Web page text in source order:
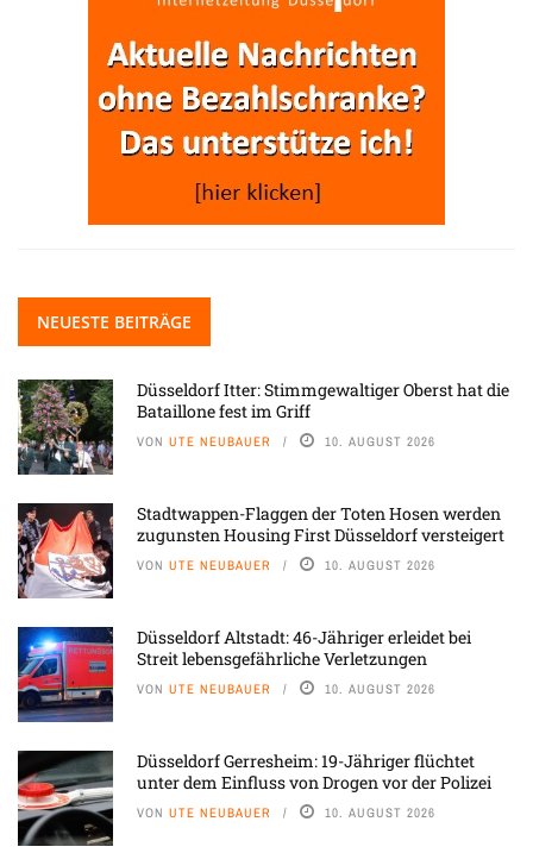
NEUESTE BEITRÄGE
Düsseldorf Itter: Stimmgewaltiger Oberst hat die
Bataillone fest im Griff
VON UTE NEUBAUER 10. AUGUST 2026
Stadtwappen-Flaggen der Toten Hosen werden
zugunsten Housing First Düsseldorf versteigert
VON UTE NEUBAUER 10. AUGUST 2026
Düsseldorf Altstadt: 46-Jähriger erleidet bei
Streit lebensgefährliche Verletzungen
VON UTE NEUBAUER 10. AUGUST 2026
Düsseldorf Gerresheim: 19-Jähriger flüchtet
unter dem Einfluss von Drogen vor der Polizei
VON UTE NEUBAUER 10. AUGUST 2026